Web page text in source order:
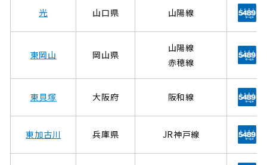
光 山口県 山陽線
東岡山 岡山県
山陽線
赤穂線
東貝塚 大阪府 阪和線
東加古川 兵庫県 JR神戸線